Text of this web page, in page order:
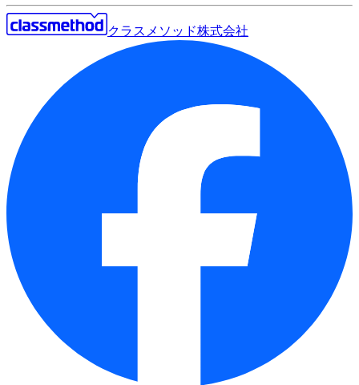
クラスメソッド株式会社